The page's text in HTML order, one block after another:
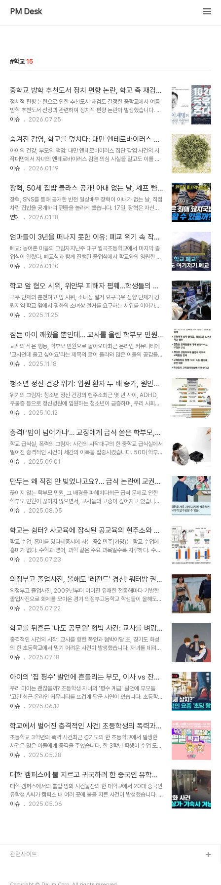
PM Desk
학교 15
중학교 방학 추천도서 정치 편향 논란, 학교 측 재검토
결정
정치적 편향 논란으로 인한 추천도서 재검토 결정한 중학교에서 여름
방학 추천도서 선정과 관련하여 정치적 편향 논란이 발생했습니다. 이
에 따라 학교는 해당 추천도서 목록을 재검토하기로 결정했습니다. 학
다. 논란의 도서 및 학부모 외 외부 민원 제기논란이 된 도서는 이재명
전 지사의 자전적 에세이와 1020 세대의 우경화 현상을 다룬 책입니
다. 해당 도서들이 정치적으로 편향되었다는 주장이 제기되면서 학교
에 항의와 민원이 이어졌습니다. 학교 관계자는 대부분의 민원이 외부
에서 제기된 것으로 파악하고 있다고 밝혔습니다. 학교의 입장 및 향후
할 예정이라고 밝혔습니다. 또한, 학생..
이슈 2026.07.25
숨겨진 감염, 학교를 덮치다: 대만 엔테로바이러스 집
단 감염 사태와 그 심각성
아이의 건강, 부모의 책임: 대만 엔테로바이러스 집단 감염 사건의 시
작대만에서 자녀의 엔테로바이러스 감염 의심 사실을 알고도 이를 숨
긴 채 등교를 강행한 부모에게 고액의 행정처분이 예고되었다는 소식
임을 물어 최대 1400만원 상당의 벌금을 부과할 방침입니다. 이는 단
순히 개인의 일탈을 넘어, 공중 보건에 대한 심각한 위협으로 인식되고
있습니다. 이번 사건은 감염병 확산 방지를 위한 개인의 책임과 공공의
안전 사이의 균형을 다시 한번 생각하게 합니다. 특히, 아이의 건강을
최우선으로 생각해야 할 부모가 감염 의심 사실을 숨기고 등교를 강행
내 집단 감염을 초래하고, 더 나아가..
이슈 2026.01.19
장혁, 50세 집밥 클라스 공개! 아내 없는 날, 셰프 뺨
치는 반전 매력
장혁, SNS를 통해 공개한 반전 일상배우 장혁이 아내가 없는 날, 직접
차린 집밥을 공개하며 팬들을 놀라게 했습니다. 17일, 장혁은 자신의
SNS에 “와이프는 바쁜 날이다… 아 밥하기 귀찮다… 있는 걸로 때워
현과는 전혀 다른, 셰프 뺨치는 밥상 차림이 공개되며 뜨거운 반응을
얻었습니다. 장혁은 1997년 데뷔 이후, 강렬한 연기와 카리스마로 대
중의 사랑을 받아왔습니다. 2008년 결혼 후, 세 아이의 아빠로서의
소박한 일상을 공개하며 또 다른 매력을 선보이고 있습니다. ‘대충’ 차
렸다더니… 셰프 뺨치는 밥상 공개장혁이 공개한 사진 속 밥상은 ‘있는
반찬, 매..
연예 2026.01.18
엄마들이 3년을 떠나지 못한 이유: 폐교 위기 속 작은
학교의 기적
폐교: 농어촌 마을의 그림자지난주 대구 월곡초등학교에서 마지막 졸
업식이 열렸다. 폐교식과 함께 진행된 졸업식에서 학교와의 영원한 이
별을 맞이한 아이들은 졸업장을 받고 끝내 울음을 터트렸다. 한때 학생
되면서 인구 유입이 크게 줄었고 덩달아 학생 수도 급감했다. 지난해
입학한 학생은 3명뿐이었다. 취재진이 전국 17개 시도교육청에 직접
확인한 결과 월곡초등학교처럼 올해 폐교되는 학교는 전국에 58개로
집계됐다. 폐교 숫자는 매년 최고 기록을 경신 중이다. 폐교의 나비효
과: 마을 소멸의 직격탄폐교의 여파는 농어촌 마을에 더 큰 타격을 준
폐교 이후 이 마을에 들..
이슈 2026.01.10
학교 앞 혐오 시위, 위안부 피해자 폄훼…학생들의 안
전과 학습권은 어디에?
극우 단체의 춘천여고 앞 시위, 소녀상 철거 요구극우 성향 단체가 강
원지역 학교 앞에서 평화의 소녀상 철거를 요구하는 시위를 이어가면
서, 학생들의 학습권과 안전이 위협받고 있다는 지적이 제기되고 있습
녀상도 위안부도 대국민 사기’, ‘반일은 정신병’ 등 자극적인 문구가 담
긴 피켓을 들고 혐오 발언을 쏟아냈습니다. 춘천여고는 2019년 강원
도 내 학교 중 처음으로 평화의 소녀상을 교정에 세운 곳으로, 이러한
시위로 인해 학생들은 심리적 불안감을 느끼고 있습니다. 혐오 발언과
왜곡된 주장, 학생들의 학습 환경 침해시위 참가자들은 마이크와 확성
을 1시간 넘게 쏟아냈습니다. ..
이슈 2025.11.25
잠든 아이 깨웠을 뿐인데… 교사를 울린 학부모 민원,
교육 현장의 현실
교사의 작은 행동, 학부모 민원으로 돌아오다최근 온라인 커뮤니티에
'교사인데 울고 싶어요'라는 제목의 글이 올라와 많은 이들의 공감을
샀습니다. 작성자 A씨는 수업 시간에 잠든 학생을 깨우고, 책 없이 앉
는 세 아이를 동일하게 지도했음에도 불구하고, 단 한 명의 학부모로부
터 민원을 받았다고 밝혔습니다. 아이에게는 다르게 다가오는 교사의
말A씨는 어떤 아이에게는 받아들여지는 말이 다른 아이에게는 다르게
해석될 수 있다는 것을 깨달았다고 토로했습니다. 교사로서 자부심을
갖고 헌신해 왔지만, 이러한 경험으로 인해 마음이 무너지는 듯한 감정
이해하게 되었다는 씁쓸한 심경을..
이슈 2025.11.18
청소년 정신 건강 위기: 입원 환자 두 배 증가, 원인과
해결책은?
위기의 그림자: 청소년 정신 건강의 현주소최근 몇 년 사이, ADHD,
우울증 등으로 정신병원에 입원하는 청소년이 급증하며, 우리 사회의
아동·청소년 정신건강에 심각한 적신호가 켜졌습니다. 국회 보건복지
배 이상 증가한 것으로 나타났습니다. 이는 단순한 수치 증가를 넘어,
우리 아이들의 정신 건강 문제가 심각한 위기에 직면했음을 보여주는
지표입니다. 증가하는 입원 환자: 구체적인 통계와 심각성구체적으로
살펴보면, 2020년 1076명이었던 만 19세 미만 정신병원 입원 환자
수는 2024년 2129명으로 급증했습니다. 특히, ADHD 등 행동 문
불안 등 정서 ..
이슈 2025.10.12
충격! '밥이 넘어가냐'… 교장에게 급식 쏟은 학부모,
법원의 판결은?
학교 급식실, 폭력의 그림자: 사건의 시작대구의 한 중학교 급식실에서
벌어진 충격적인 사건이 세간의 이목을 집중시켰습니다. 50대 학부모
A씨가 학교 교장 B씨에게 음식이 담긴 식판을 엎지르는 등 상해를 가
집행유예 3년, 보호관찰 2년, 사회봉사 120시간을 선고했습니다. 이
사건은 학교 내에서 발생한 폭력 행위라는 점에서, 그리고 그 대상이
교장이었다는 점에서 사회적으로 큰 파장을 일으켰습니다. 학교는 교
육의 공간이자, 학생들의 안전을 최우선으로 해야 하는 곳입니다. 이러
한 공간에서 교사를 향한 폭력은 결코 용납될 수 없는 일입니다. 사건
방문하여 교장 B씨와 상담..
이슈 2025.09.01
만두는 왜 직접 안 빚었냐고요?… 급식 논란에 교권
침해까지, 학부모 민원, 어디까지가 적정선일까?
끊이지 않는 학부모 민원, 그 배경을 파헤치다최근 급식 문제로 인한
학부모 민원이 끊이지 않으면서, 교사들의 고충이 깊어지고 있습니다.
KBS 뉴스에 따르면, 급식에 순대볶음이 나왔다는 이유로 학부모가 교
학교에 민원이 제기되는 등 이해하기 힘든 상황이 벌어지고 있습니다.
이러한 과도한 민원은 교사들의 교권 침해로 이어지고 있으며, 교육 현
장의 정상적인 운영을 저해하는 심각한 문제로 대두되고 있습니다. 교
육 활동 침해 주체 중 학부모가 63%를 차지한다는 통계는 이러한 현
실을 여실히 보여줍니다. 이러한 일련의 사건들을 통해, 학부모 민원의
민감하게 반응하는 학부모들보도..
이슈 2025.08.05
학교는 쉼터? 사교육에 잠식된 공교육의 현주소와 미
래
학교 수업, 흥미를 잃다세종시에 사는 중2 민주(가명)는 학교 수업에
흥미가 없다. 수학과 영어, 과학 같은 주요 과목일수록 지루하다. 수업
은 딱 평균 학생에게 맞춰 진행된다. 민주에겐 수업이 너무 쉬워 딴 생
학원에서”라고 말했다. 학원, 또 다른 계급 사회민주가 다니는 학원들
에는 계급이 있다. 최상단에 의대반이 있고 스카이반, 인(in)서울반 순
이다. 대학 서열을 그대로 옮겨 왔다. 다른 대형 학원들도 비슷하다. 수
준별 학급 편성은 기본이고, 정기 시험 뒤 학급을 이동한다. 학부모에
겐 학생 성취 수준을 하루, 일주일, 월 단위로 피드백한다. 사교육, 공
다. 2..
이슈 2025.07.23
의정부고 졸업사진, 올해도 '레전드' 경신! 워터밤 권은
비부터 방시혁까지, 빵 터지는 패러디 향연
의정부고 졸업사진, 2009년부터 이어진 유쾌한 전통해마다 기발한
졸업사진으로 화제를 모아온 경기 의정부고등학교 학생들이 올해도
유쾌하고 창의적인 사진을 공개해 눈길을 끌고 있습니다. 2009년부
적 이슈를 위트 있게 담아내는 문화로 자리 잡았습니다. 올해 역시, 학
생들은 기발한 아이디어와 재치 넘치는 연출로 졸업사진을 넘어선 예
술 작품을 선보였습니다. 방시혁부터 권은비까지, 핫한 인물들의 향연
가장 주목받은 콘셉트는 하이브 방시혁 의장 패러디였습니다. 학생들
은 지난해 8월 미국 베벌리힐스 거리에서 포착된 방시혁 의장과 BJ
최근 워터밤 페스티벌에서 파격적인 의상으로 이..
이슈 2025.07.22
학교를 뒤흔든 '나도 공무원' 협박 사건: 교사를 벼랑
끝으로 내몬 학부모의 폭언
충격적인 사건의 시작: 교사를 향한 폭언과 협박이달 초, 경기도 화성
의 한 초등학교에서 믿기 어려운 사건이 발생했습니다. 자녀를 데리러
온 학부모 A 씨가 담임교사 B 씨에게 고성을 지르며 맹렬히 항의하는
그 이유였습니다. A 씨는 교사를 비하하는 폭언을 쏟아냈고, 수첩과
펜을 집어던지는 등 폭력적인 행동도 보였습니다. 더 심각한 것은 A
씨가 자신을 공무원이라고 밝히며, 어떻게 괴롭히면 사람을 말려 죽일
수 있는지 알고 있다는 섬뜩한 협박성 발언을 했다는 사실입니다. 교사
의 고통: 극심한 불안과 정신과 치료이 사건으로 인해 담임교사 B 씨는
받고 있는 안타까운 상..
이슈 2025.07.18
아이의 '집 평수' 발언에 흔들리는 부모, 이사 vs 잔류,
당신의 선택은?
우리 아이는 괜찮을까? 초등학생 자녀의 '평수 계급' 발언에 부모들
'고민'최근 온라인 커뮤니티를 뜨겁게 달군 사연이 있습니다. 초등학생
자녀를 둔 한 부모가 아이의 '집 평수' 발언 때문에 이사를 고민하고 있
택에 사는 아이들을 무시하는 분위기 때문에 아파트로 이사를 가고 싶
어 한다는 것입니다. 이 사연은 많은 네티즌들의 공감과 함께 다양한
의견을 불러일으켰습니다. 과연 부모는 어떤 선택을 해야 할까요? 충
격적인 현실: 아이들 사이의 '평수 계급'과 무시 문화사연 속 아이는 친
구들이 집 평수를 기준으로 서로를 평가하고, 심지어 주택에 사는 아이
모에게 큰 충격을 안겨주었..
이슈 2025.06.12
학교에서 벌어진 충격적인 사건! 초등학생의 폭력과
그 이면
초등학교 3학년의 폭력 사건최근 경기도의 한 초등학교에서 발생한
사건은 많은 이들에게 충격을 주었습니다. 한 3학년 학생이 수업 도중
담임교사가 자신의 답안을 오답으로 채점하자 주먹으로 교사를 때리
정답을 썼다고 주장하며, "오늘 수업 망치러 왔다"고 폭언까지 한 것으
로 전해졌습니다. 이러한 상황은 교사에게 심각한 스트레스를 안겨주
었고, 결국 교사는 특별휴가를 사용하게 되었습니다. 이 사건은 단순한
폭력이 아닌, 교육 현장에서의 교권 문제를 다시 한번 환기시키는 계기
가 되었습니다. 교권 보호와 학교의 대응사건 이후, 전교조와 경기도교
이슈 2025.05.28
대학 캠퍼스에 불 지르고 귀국하려 한 중국인 유학생,
감옥행
대학 캠퍼스에서의 불법 방화 사건울산의 한 대학교에서 20대 중국인
유학생 A씨가 캠퍼스 내 여러 곳에 불을 지른 사건이 발생했습니다. A
씨는 대학교 기숙사 인근의 흡연부스와 다른 장소에서 이불과 노트를
학교라는 안전한 공간에서 발생한 큰 사건으로 자리 잡았습니다. A씨
이슈 2025.05.06
관련사이트